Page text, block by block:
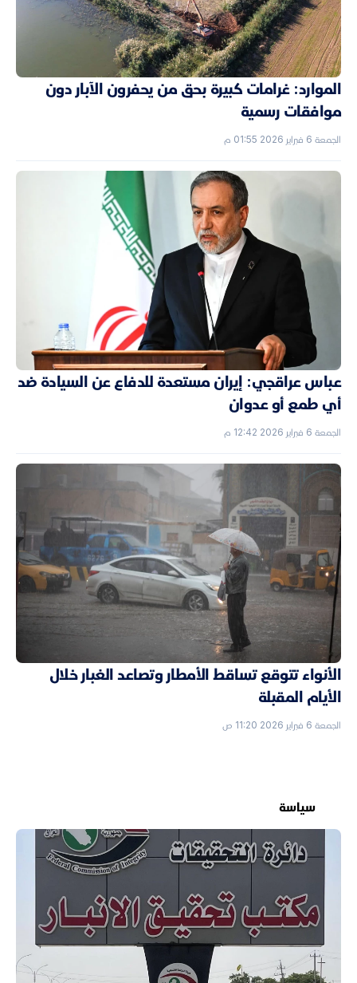
الموارد: غرامات كبيرة بحق من يحفرون الآبار دون
موافقات رسمية
الجمعة 6 فبراير 2026 01:55 م
عباس عراقجي: إيران مستعدة للدفاع عن السيادة ضد
أي طمع أو عدوان
الجمعة 6 فبراير 2026 12:42 م
الأنواء تتوقع تساقط الأمطار وتصاعد الغبار خلال
الأيام المقبلة
الجمعة 6 فبراير 2026 11:20 ص
سياسة